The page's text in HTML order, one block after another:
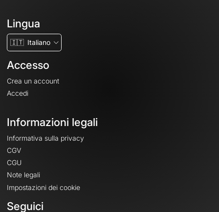
Lingua
🇮🇹 Italiano
Accesso
Crea un account
Accedi
Informazioni legali
Informativa sulla privacy
CGV
CGU
Note legali
Impostazioni dei cookie
Seguici